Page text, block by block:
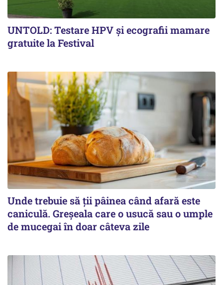
UNTOLD: Testare HPV și ecografii mamare
gratuite la Festival
Unde trebuie să ții pâinea când afară este
caniculă. Greșeala care o usucă sau o umple
de mucegai în doar câteva zile